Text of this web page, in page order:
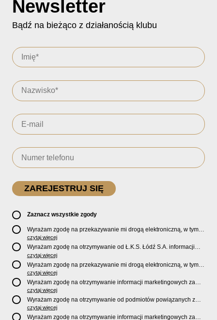
Newsletter
Bądź na bieżąco z działanością klubu
Zaznacz wszystkie zgody
Wyrażam zgodę na przekazywanie mi drogą elektroniczną, w tym
pocztą e-mail, oficjalnego newslettera oraz informacji o zniżkach,
promocjach, nowościach, biletach, karnetach, ofercie sklepu U2
Store oraz serwisu bilety.lkslodz.pl i innych produktach oraz
usługach oferowanych przez Ł.K.S. Łódź S.A.
czytaj więcej
Wyrażam zgodę na otrzymywanie od Ł.K.S. Łódź S.A. informacji
marketingowych dotyczących działalności spółki, ofert, wydarzeń i
produktów za pośrednictwem wiadomości SMS oraz połączeń
telefonicznych.
czytaj więcej
Wyrażam zgodę na przekazywanie mi drogą elektroniczną, w tym
pocztą e-mail, informacji handlowych i marketingowych o
produktach, usługach i działalnościSponsorów i PartnerówŁ.K.S.
Łódź S.A.
czytaj więcej
Wyrażam zgodę na otrzymywanie informacji marketingowych za
pośrednictwem wiadomości SMS oraz połączeń telefonicznych
odSponsorów i PartnerówŁ.K.S. Łódź S.A.
czytaj więcej
Wyrażam zgodę na otrzymywanie od podmiotów powiązanych z
Ł.K.S. Łódź S.A., tj. Fundacji ŁKS oraz Sport Catering sp. z
o.o. informacji marketingowych oraz informacji handlowych o
czytaj więcej
Wyrażam zgodę na otrzymywanie informacji marketingowych za